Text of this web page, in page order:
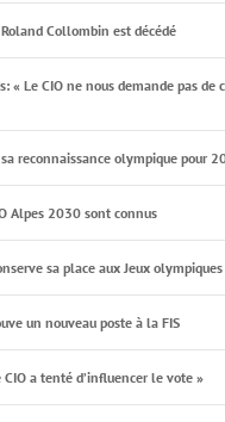
Collombin est décédé
« Le CIO ne nous demande pas de
reconnaissance olympique pour
Alpes 2030 sont connus
sa place aux Jeux olympiques
un nouveau poste à la FIS
CIO a tenté d’influencer le vote »